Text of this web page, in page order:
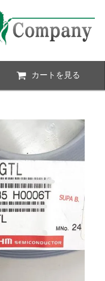
カートを見る